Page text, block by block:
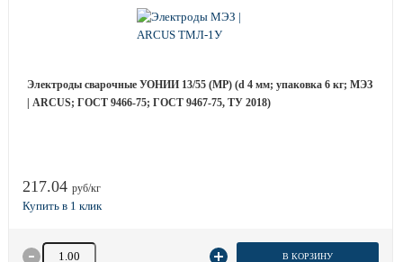
Электроды сварочные УОНИИ 13/55 (МР) (d 4 мм; упаковка 6 кг; МЭЗ
| ARCUS; ГОСТ 9466-75; ГОСТ 9467-75, ТУ 2018)
217.04 руб/кг
Количество товара В КОРЗИНУ